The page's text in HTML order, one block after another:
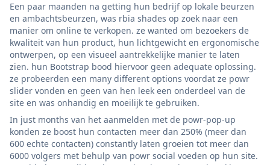
Een paar maanden na getting hun bedrijf op lokale beurzen
en ambachtsbeurzen, was rbia shades op zoek naar een
manier om online te verkopen. ze wanted om bezoekers de
kwaliteit van hun product, hun lichtgewicht en ergonomische
ontwerpen, op een visueel aantrekkelijke manier te laten
zien. hun Bootstrap bood hiervoor geen adequate oplossing.
ze probeerden een many different options voordat ze powr
slider vonden en geen van hen leek een onderdeel van de
site en was onhandig en moeilijk te gebruiken.
In just months van het aanmelden met de powr-pop-up
konden ze boost hun contacten meer dan 250% (meer dan
600 echte contacten) constantly laten groeien tot meer dan
6000 volgers met behulp van powr social voeden op hun site.